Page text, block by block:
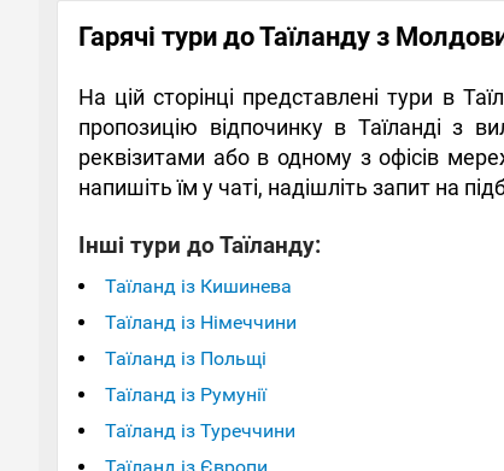
Гарячі тури до Таїланду з
На цій сторінці представлені тури в
пропозицію відпочинку в Таїланді з
реквізитами або в одному з офісів
напишіть їм у чаті, надішліть запит на
Інші тури до Таїланду:
Таїланд із Кишинева
Таїланд із Німеччини
Таїланд із Польщі
Таїланд із Румунії
Таїланд із Туреччини